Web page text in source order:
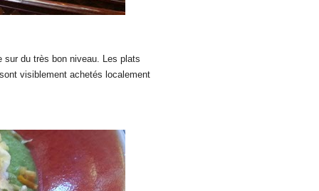
sur du très bon niveau. Les plats
ont visiblement achetés localement